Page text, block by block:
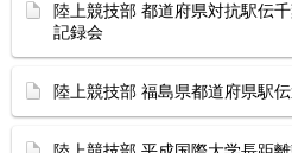
陸上競技部 都道府県対抗駅伝
記録会
陸上競技部 福島県都道府県駅